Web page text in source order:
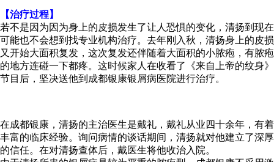
【治疗过程】
若不是因为因为身上的皮损发生了让人恐惧的变化，清扬到现在
可能也不会想到找专业机构治疗。去年刚入秋，清扬身上的皮损
又开始大面积复发，这次复发还伴随着大面积的小脓疱，有脓疱
的地方连碰一下都疼。这时候家人在收看了《来自上帝的纹身》
节目后，坚决送他到成都银康银屑病医院进行治疗。
在成都银康，清扬的主治医生是戴礼，戴礼从业四十余年，有着
丰富的临床经验。询问病情的谈话期间，清扬就对他建立了深厚
的信任。在对清扬查体后，戴医生将他收治入院。